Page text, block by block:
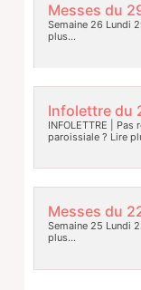
Messes du
Semaine 26 Lundi
plus…
Infolettre du
INFOLETTRE |
paroissiale ? Lire
Messes du
Semaine 25 Lundi
plus…